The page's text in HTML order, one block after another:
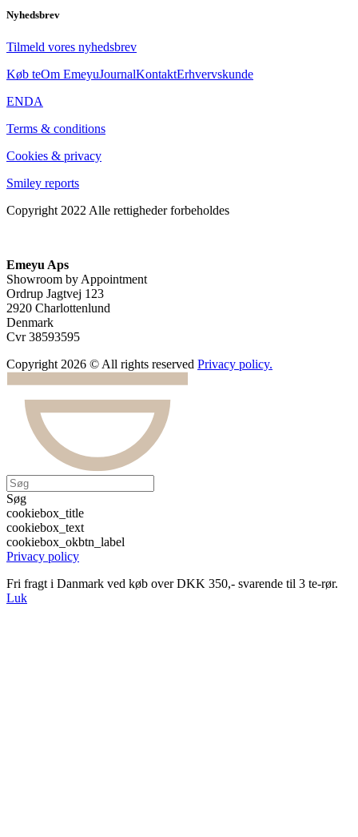
Nyhedsbrev
Tilmeld vores nyhedsbrev
Køb teOm EmeyuJournalKontaktErhvervskunde
ENDA
Terms & conditions
Cookies & privacy
Smiley reports
Copyright 2022 Alle rettigheder forbeholdes
Emeyu Aps
Showroom by Appointment
Ordrup Jagtvej 123
2920 Charlottenlund
Denmark
Cvr 38593595
Copyright 2026 © All rights reserved Privacy policy.
Søg
cookiebox_title
cookiebox_text
cookiebox_okbtn_label
Privacy policy
Fri fragt i Danmark ved køb over DKK 350,- svarende til 3 te-rør.
Luk